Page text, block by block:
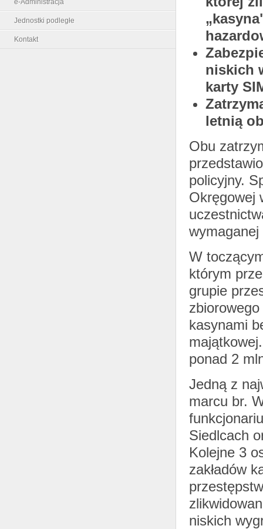
Jednostki podległe
Kontakt
niskich
karty
letnią
Obu
policyjny.
Okręgowej
W
którym
grupie
kasynami
ponad 2
Jedną z
marcu br.
Siedlcach
Kolejne 3
zakładów
niskich